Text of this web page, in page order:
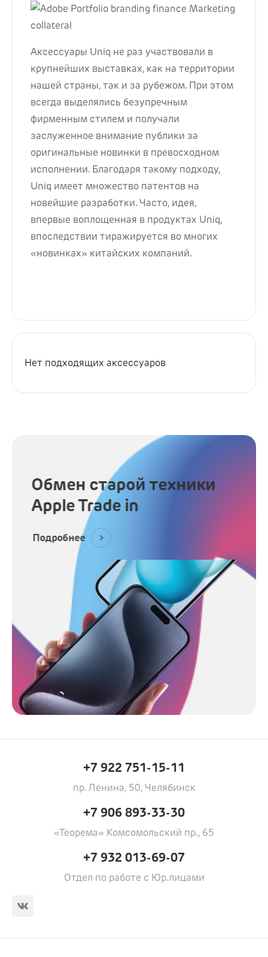
Аксессуары Uniq не раз участвовали в
крупнейших выставках, как на территории
нашей страны, так и за рубежом. При этом
всегда выделялись безупречным
фирменным стилем и получали
заслуженное внимание публики за
оригинальные новинки в превосходном
исполнении. Благодаря такому подходу,
Uniq имеет множество патентов на
новейшие разработки. Часто, идея,
впервые воплощенная в продуктах Uniq,
впоследствии тиражируется во многих
«новинках» китайских компаний.
Нет подходящих аксессуаров
Обмен старой техники
Apple Trade in
Подробнее
+7 922 751-15-11
пр. Ленина, 50, Челябинск
+7 906 893-33-30
«Теорема» Комсомольский пр., 65
+7 932 013-69-07
Отдел по работе с Юр.лицами